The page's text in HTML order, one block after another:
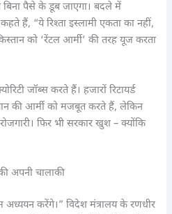
बिना पैसे के डूब जाएगा। बदले में
हैं, “ये रिश्ता इस्लामी एकता का नहीं,
को ‘रेंटल आर्मी’ की तरह यूज करता
जॉब्स करते हैं। हजारों रिटायर्ड
की आर्मी को मजबूत करते हैं, लेकिन
फिर भी सरकार खुश – क्योंकि
अपनी चालाकी
करेंगे।” विदेश मंत्रालय के रणधीर